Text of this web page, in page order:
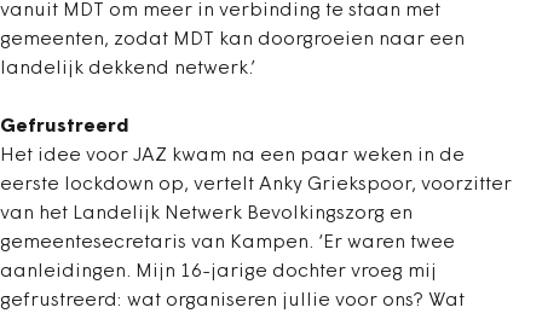
vanuit MDT om meer in verbinding te staan met
gemeenten, zodat MDT kan doorgroeien naar een
landelijk dekkend netwerk.’
Gefrustreerd
Het idee voor JAZ kwam na een paar weken in de
eerste lockdown op, vertelt Anky Griekspoor, voorzitter
van het Landelijk Netwerk Bevolkingszorg en
gemeentesecretaris van Kampen. ‘Er waren twee
aanleidingen. Mijn 16-jarige dochter vroeg mij
gefrustreerd: wat organiseren jullie voor ons? Wat